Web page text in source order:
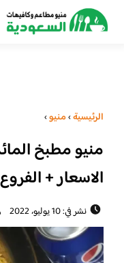
الرئيسية›منيو›
منيو مطبخ
الاسعار +
نشر في: 10 يوليو، 2022